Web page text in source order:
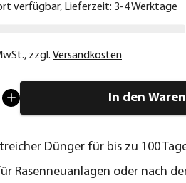
verfügbar, Lieferzeit: 3-4 Werktage
, zzgl. Versandkosten
In den
Dünger für bis zu 100
Rasenneuanlagen oder nach